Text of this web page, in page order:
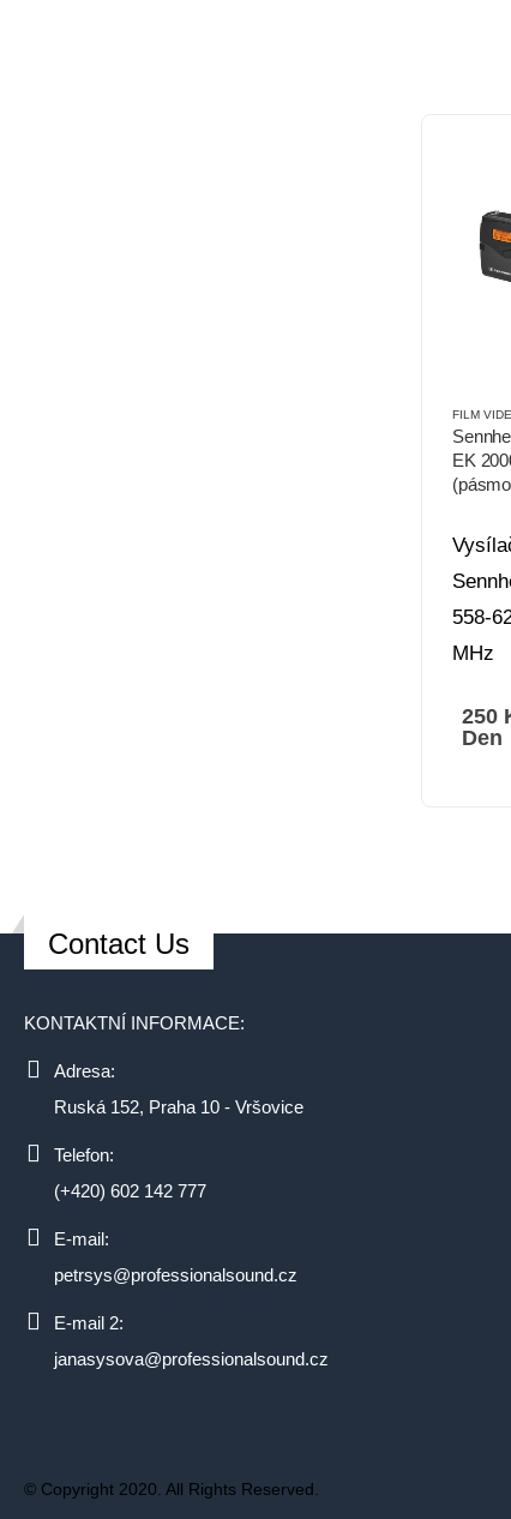
FILM
EK
558-
MHz
250
Den
Contact Us
KONTAKTNÍ INFORMACE:
Adresa:
Ruská 152, Praha 10 - Vršovice
Telefon:
(+420) 602 142 777
E-mail:
petrsys@professionalsound.cz
E-mail 2:
janasysova@professionalsound.cz
© Copyright 2020. All Rights Reserved.